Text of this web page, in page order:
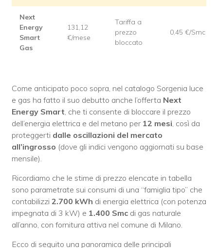
Next
Energy
Smart
Gas
131,12
€/mese
Tariffa a
prezzo
bloccato
0,45 €/Smc
Come anticipato poco sopra, nel catalogo Sorgenia luce
e gas ha fatto il suo debutto anche l’offerta Next
Energy Smart , che ti consente di bloccare il prezzo
dell’energia elettrica e del metano per 12 mesi , così da
proteggerti dalle oscillazioni del mercato
all’ingrosso (dove gli indici vengono aggiornati su base
mensile).
Ricordiamo che le stime di prezzo elencate in tabella
sono parametrate sui consumi di una “famiglia tipo” che
contabilizzi 2.700 kWh di energia elettrica (con potenza
impegnata di 3 kW) e 1.400 Smc di gas naturale
all’anno, con fornitura attiva nel comune di Milano.
Ecco di seguito una panoramica delle principali